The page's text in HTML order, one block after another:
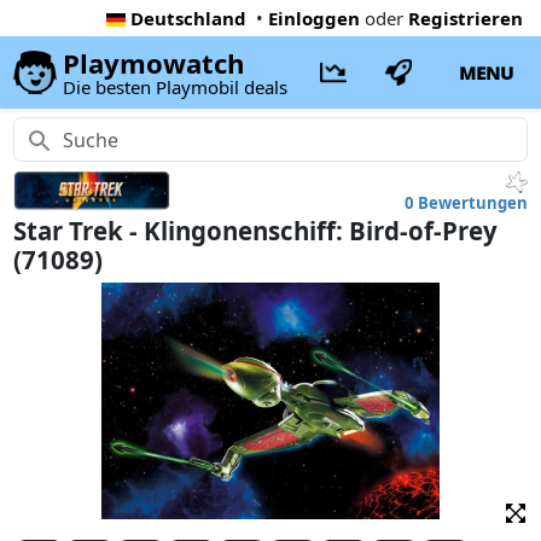
Deutschland • Einloggen oder Registrieren
Playmowatch
Die besten Playmobil deals
MENU
0 Bewertungen
Star Trek - Klingonenschiff: Bird-of-Prey
(71089)